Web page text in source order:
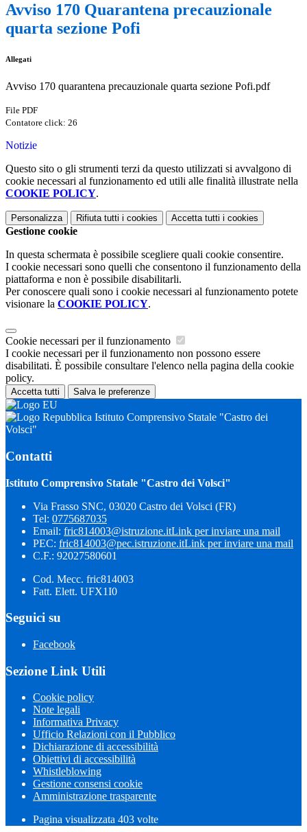
Avviso 170 Quarantena precauzionale
quarta sezione Pofi
Allegati
Avviso 170 quarantena precauzionale quarta sezione Pofi.pdf
File PDF
Contatore click: 26
Notizie
Questo sito o gli strumenti terzi da questo utilizzati si avvalgono di
cookie necessari al funzionamento ed utili alle finalità illustrate nella
COOKIE POLICY.
Personalizza Rifiuta tutti i cookies Accetta tutti i cookies
Gestione cookie
In questa schermata è possibile scegliere quali cookie consentire.
I cookie necessari sono quelli che consentono il funzionamento della
piattaforma e non è possibile disabilitarli.
Per conoscere quali sono i cookie necessari al funzionamento potete
visionare la COOKIE POLICY.
Cookie necessari per il funzionamento
I cookie necessari per il funzionamento non possono essere
disabilitati. È possibile consultare l'elenco nella pagina della cookie
policy.
Accetta tutti Salva le preferenze
Istituto Comprensivo Statale "Castro dei
Volsci"
Contatti
Istituto Comprensivo Statale "Castro dei Volsci"
Via Frasso SNC, 03020 Castro dei Volsci (FR)
Tel: 0775687035
Email: fric814003@istruzione.itLink per inviare una mail
PEC: fric814003@pec.istruzione.itLink per inviare una mail
C.F.: 92027580601
Cod. Mecc. fric814003
Fatt. Elett. UFX1I0
Seguici su
Facebook
Sezione Link Utili
Cookie policy
Note legali
Informativa Privacy
Ufficio Relazioni con il Pubblico
Dichiarazione di accessibilità
Obiettivi di accessibilità
Whistleblowing
Gestione consensi cookie
Amministrazione trasparente
Pagina visualizzata 403 volte